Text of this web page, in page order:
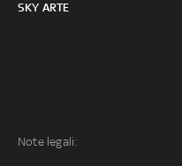
SKY ARTE
Note legali: